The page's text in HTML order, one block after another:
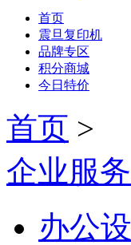
首页
震旦复印机
品牌专区
积分商城
今日特价
首页 >
企业服
办公